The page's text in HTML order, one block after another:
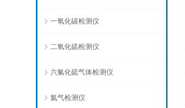
一氧化碳检测仪
二氧化硫检测仪
六氟化硫气体检测仪
氦气检测仪